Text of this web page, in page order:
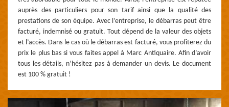
auprès des particuliers pour son tarif ainsi que la qualité des
prestations de son équipe. Avec l’entreprise, le débarras peut être
facturé, indemnisé ou gratuit. Tout dépend de la valeur des objets
et l’accès. Dans le cas où le débarras est facturé, vous profiterez du
prix le plus bas si vous faites appel à Marc Antiquaire. Afin d’avoir
tous les détails, n’hésitez pas à demander un devis. Le document
est 100 % gratuit !